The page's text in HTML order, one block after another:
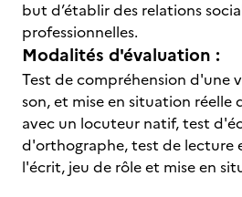
but d’établir des relations
professionnelles.
Modalités d'évaluation :
Test de compréhension d'une
son, et mise en situation réelle
avec un locuteur natif, test
d'orthographe, test de lecture
l'écrit, jeu de rôle et mise en